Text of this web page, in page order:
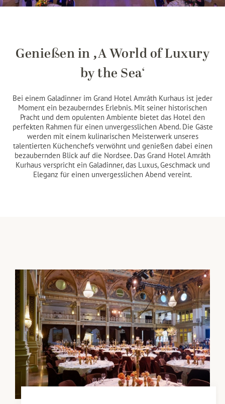
Genießen in ‚A World of Luxury
by the Sea‘
Bei einem Galadinner im Grand Hotel Amrâth Kurhaus ist jeder
Moment ein bezauberndes Erlebnis. Mit seiner historischen
Pracht und dem opulenten Ambiente bietet das Hotel den
perfekten Rahmen für einen unvergesslichen Abend. Die Gäste
werden mit einem kulinarischen Meisterwerk unseres
talentierten Küchenchefs verwöhnt und genießen dabei einen
bezaubernden Blick auf die Nordsee. Das Grand Hotel Amrâth
Kurhaus verspricht ein Galadinner, das Luxus, Geschmack und
Eleganz für einen unvergesslichen Abend vereint.